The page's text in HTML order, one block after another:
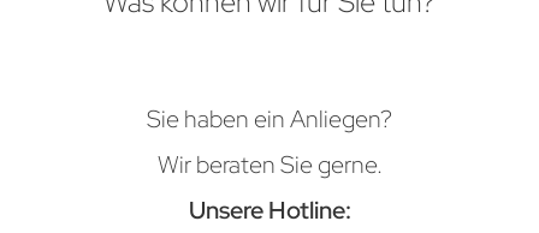
Sie haben ein Anliegen?
Wir beraten Sie gerne.
Unsere Hotline: